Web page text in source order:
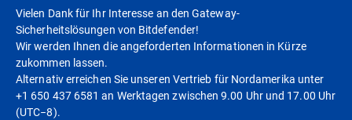
Vielen Dank für Ihr Interesse an den Gateway-
Sicherheitslösungen von Bitdefender!
Wir werden Ihnen die angeforderten Informationen in Kürze
zukommen lassen.
Alternativ erreichen Sie unseren Vertrieb für Nordamerika unter
+1 650 437 6581 an Werktagen zwischen 9.00 Uhr und 17.00 Uhr
(UTC−8).